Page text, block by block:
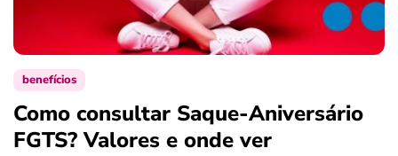
benefícios
Como consultar Saque-Aniversário
FGTS? Valores e onde ver